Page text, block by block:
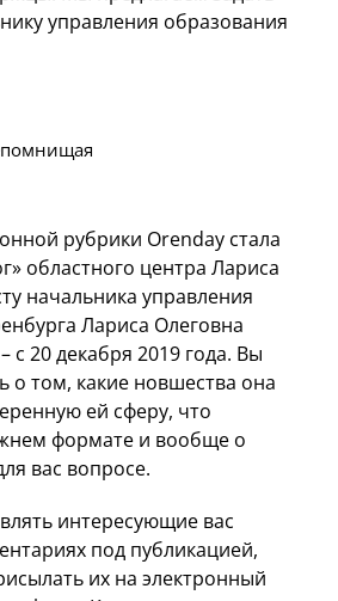
управления образования
рубрики Orenday стала
областного центра Лариса
начальника управления
Лариса Олеговна
с 20 декабря 2019 года. Вы
о том, какие новшества она
ей сферу, что
формате и вообще о
вас вопросе.
интересующие вас
под публикацией,
их на электронный